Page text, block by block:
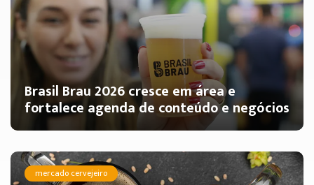
Brasil Brau 2026 cresce em área e
fortalece agenda de conteúdo e negócios
mercado cervejeiro